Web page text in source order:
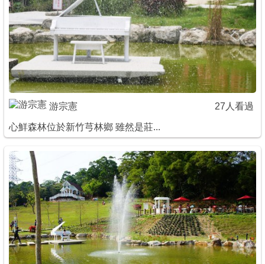
游宗憲 27人看過
心鮮森林位於新竹芎林鄉 雖然是莊...